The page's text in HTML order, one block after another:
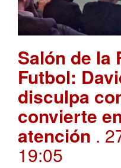
Salón de la
Futbol:
disculpa
convierte
atención .
19:05